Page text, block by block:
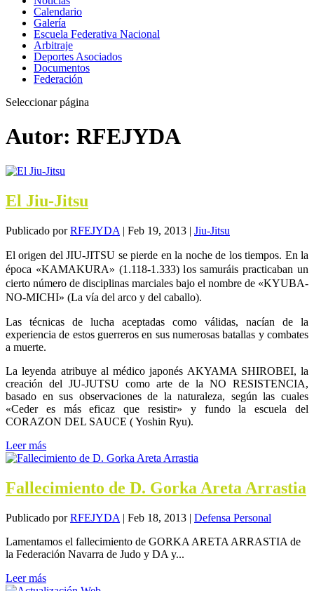
Calendario
Galería
Escuela Federativa Nacional
Arbitraje
Deportes Asociados
Documentos
Federación
Seleccionar página
Autor: RFEJYDA
El Jiu-Jitsu
Publicado porRFEJYDA | Feb 19, 2013 | Jiu-Jitsu
El origen del JIU-JITSU se pierde en la noche de los tiempos. En la
época «KAMAKURA» (1.118-1.333) los samuráis practicaban un
cierto número de disciplinas marciales bajo el nombre de «KYUBA-
NO-MICHI» (La vía del arco y del caballo).
Las técnicas de lucha aceptadas como válidas, nacían de la
experiencia de estos guerreros en sus numerosas batallas y combates
a muerte.
La leyenda atribuye al médico japonés AKYAMA SHIROBEI, la
creación del JU-JUTSU como arte de la NO RESISTENCIA,
basado en sus observaciones de la naturaleza, según las cuales
«Ceder es más eficaz que resistir» y fundo la escuela del
CORAZON DEL SAUCE ( Yoshin Ryu).
Leer más
Fallecimiento de D. Gorka Areta Arrastia
Publicado porRFEJYDA | Feb 18, 2013 | Defensa Personal
Lamentamos el fallecimiento de GORKA ARETA ARRASTIA de
la Federación Navarra de Judo y DA y...
Leer más